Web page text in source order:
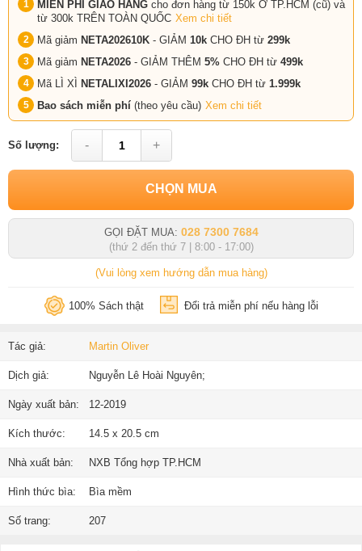
MIỄN PHÍ GIAO HÀNG cho đơn hàng từ 150k Ở TP.HCM (cũ) và
từ 300k TRÊN TOÀN QUỐC Xem chi tiết
Mã giảm NETA202610K - GIẢM 10k CHO ĐH từ 299k
Mã giảm NETA2026 - GIẢM THÊM 5% CHO ĐH từ 499k
Mã LÌ XÌ NETALIXI2026 - GIẢM 99k CHO ĐH từ 1.999k
Bao sách miễn phí (theo yêu cầu) Xem chi tiết
Số lượng: - +
CHỌN MUA
GỌI ĐẶT MUA: 028 7300 7684
(thứ 2 đến thứ 7 | 8:00 - 17:00)
(Vui lòng xem hướng dẫn mua hàng)
100% Sách thật Đổi trả miễn phí nếu hàng lỗi
Tác giả: Martin Oliver
Dịch giả: Nguyễn Lê Hoài Nguyên;
Ngày xuất bản: 12-2019
Kích thước: 14.5 x 20.5 cm
Nhà xuất bản: NXB Tổng hợp TP.HCM
Hình thức bìa: Bìa mềm
Số trang: 207